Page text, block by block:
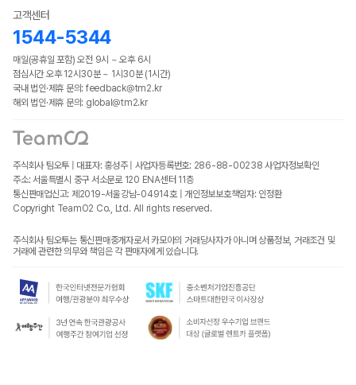
고객센터
1544-5344
매일(공휴일 포함) 오전 9시 ~ 오후 6시
점심시간 오후 12시30분 ~ 1시30분 (1시간)
국내 법인·제휴 문의: feedback@tm2.kr
해외 법인·제휴 문의: global@tm2.kr
주식회사 팀오투 | 대표자: 홍성주 | 사업자등록번호: 286-88-00238 사업자정보확인
주소: 서울특별시 중구 서소문로 120 ENA센터 11층
통신판매업신고: 제2019-서울강남-04914호 | 개인정보보호책임자: 인정환
Copyright TeamO2 Co., Ltd. All rights reserved.
주식회사 팀오투는 통신판매중개자로서 카모아의 거래당사자가 아니며 상품정보, 거래조건 및
거래에 관련한 의무와 책임은 각 판매자에게 있습니다.